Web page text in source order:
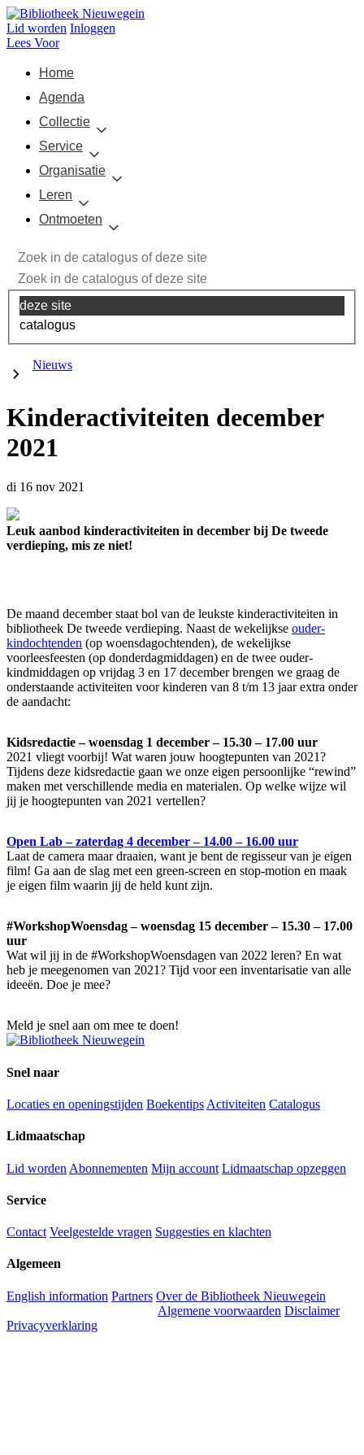
Lid worden Inloggen
Lees Voor
Home
Agenda
Collectie
Service
Organisatie
Leren
Ontmoeten
deze site
catalogus
Nieuws
Kinderactiviteiten december
2021
di 16 nov 2021
Leuk aanbod kinderactiviteiten in december bij De tweede
verdieping, mis ze niet!
De maand december staat bol van de leukste kinderactiviteiten in
bibliotheek De tweede verdieping. Naast de wekelijkse ouder-
kindochtenden (op woensdagochtenden), de wekelijkse
voorleesfeesten (op donderdagmiddagen) en de twee ouder-
kindmiddagen op vrijdag 3 en 17 december brengen we graag de
onderstaande activiteiten voor kinderen van 8 t/m 13 jaar extra onder
de aandacht:
Kidsredactie – woensdag 1 december – 15.30 – 17.00 uur
2021 vliegt voorbij! Wat waren jouw hoogtepunten van 2021?
Tijdens deze kidsredactie gaan we onze eigen persoonlijke “rewind”
maken met verschillende media en materialen. Op welke wijze wil
jij je hoogtepunten van 2021 vertellen?
Open Lab – zaterdag 4 december – 14.00 – 16.00 uur
Laat de camera maar draaien, want je bent de regisseur van je eigen
film! Ga aan de slag met een green-screen en stop-motion en maak
je eigen film waarin jij de held kunt zijn.
#WorkshopWoensdag – woensdag 15 december – 15.30 – 17.00
uur
Wat wil jij in de #WorkshopWoensdagen van 2022 leren? En wat
heb je meegenomen van 2021? Tijd voor een inventarisatie van alle
ideeën. Doe je mee?
Meld je snel aan om mee te doen!
Snel naar
Locaties en openingstijden Boekentips Activiteiten Catalogus
Lidmaatschap
Lid worden Abonnementen Mijn account Lidmaatschap opzeggen
Service
Contact Veelgestelde vragen Suggesties en klachten
Algemeen
English information Partners Over de Bibliotheek Nieuwegein
Algemene voorwaarden Disclaimer
Privacyverklaring